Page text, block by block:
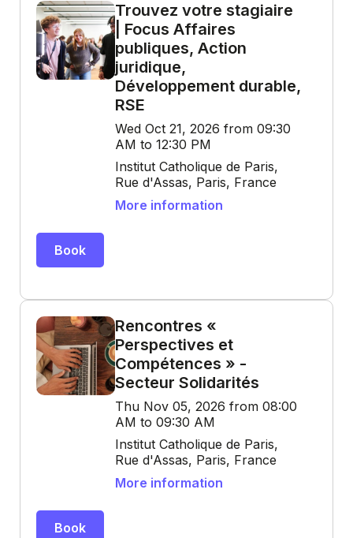
Trouvez votre stagiaire
| Focus Affaires
publiques, Action
juridique,
Développement durable,
RSE
Wed Oct 21, 2026 from 09:30
AM to 12:30 PM
Institut Catholique de Paris,
Rue d'Assas, Paris, France
More information
Book
Rencontres «
Perspectives et
Compétences » -
Secteur Solidarités
Thu Nov 05, 2026 from 08:00
AM to 09:30 AM
Institut Catholique de Paris,
Rue d'Assas, Paris, France
More information
Book